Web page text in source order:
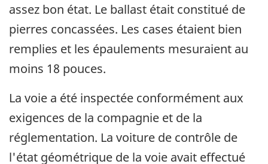
assez bon état. Le ballast était constitué de
pierres concassées. Les cases étaient bien
remplies et les épaulements mesuraient au
moins 18 pouces.
La voie a été inspectée conformément aux
exigences de la compagnie et de la
réglementation. La voiture de contrôle de
l'état géométrique de la voie avait effectué